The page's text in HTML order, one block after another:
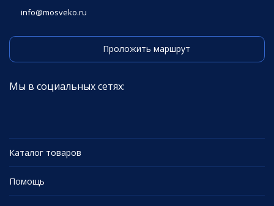
info@mosveko.ru
Проложить маршрут
Мы в социальных сетях:
Каталог товаров
Помощь